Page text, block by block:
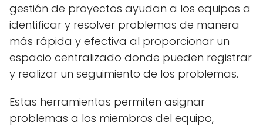
gestión de proyectos ayudan a los equipos a
identificar y resolver problemas de manera
más rápida y efectiva al proporcionar un
espacio centralizado donde pueden registrar
y realizar un seguimiento de los problemas.
Estas herramientas permiten asignar
problemas a los miembros del equipo,